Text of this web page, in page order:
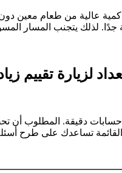
عالية من طعام معين دون
جدًا. لذلك يتجنب المسار
حسابات دقيقة. المطلوب
القائمة تساعدك على طرح